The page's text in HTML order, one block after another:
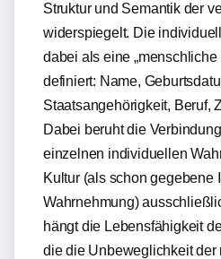
Struktur und Semantik der
widerspiegelt. Die
dabei als eine
definiert: Name,
Staatsangehörigkeit, Beruf,
Dabei beruht die
einzelnen individuellen
Kultur (als schon gegebene
Wahrnehmung)
hängt die Lebensfähigkeit
die die Unbeweglichkeit